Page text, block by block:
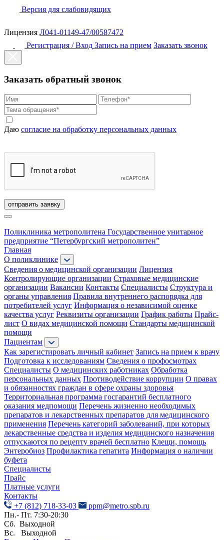
Версия для слабовидящих
Лицензия Л041-01149-47/00587472
Регистрация / Вход Запись на прием Заказать звонок
Заказать обратный звонок
Даю согласие на обработку персональных данных
отправить заявку
Поликлиника метрополитена Государственное унитарное
предприятие “Петербургский метрополитен”
Главная
О поликлинике
Сведения о медицинской организации Лицензия
Контролирующие организации Страховые медицинские
организации Вакансии Контакты Специалисты Структура и
органы управления Правила внутреннего распорядка для
потребителей услуг Информация о независимой оценке
качества услуг Реквизиты организации График работы Прайс-
лист О видах медицинской помощи Стандарты медицинской
помощи
Пациентам
Как зарегистировать личный кабинет Запись на прием к врачу
Подготовка к исследованиям Сведения о профосмотрах
Специалисты О медицинских работниках Обработка
персональных данных Противодействие коррупции О правах
и обязанностях граждан в сфере охраны здоровья
Территориальная программа госгарантий бесплатного
оказания медпомощи Перечень жизненно необходимых
препаратов и лекарственных препаратов для медицинского
применения Перечень категорий заболеваний, при которых
лекарственные средства и изделия медицинского назначения
отпускаются по рецепту врачей бесплатно Клещи, помощь
Энтеробиоз Профилактика гепатита Информация о наличии
буфета
Специалисты
Прайс
Платные услуги
Контакты
+7 (812) 718-33-03
ppm@metro.spb.ru
Пн.- Пт. 7:30-20:30
Сб. Выходной
Вс. Выходной